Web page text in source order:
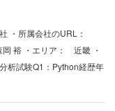
・所属会社のURL：
裕 ・エリア： 近畿 ・
析試験Q1：Python経歴年